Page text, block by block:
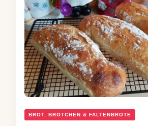
BROT, BRÖTCHEN & FALTENBROTE